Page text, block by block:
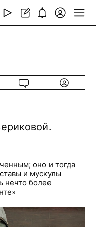
оно и тогда
и мускулы
нечто более